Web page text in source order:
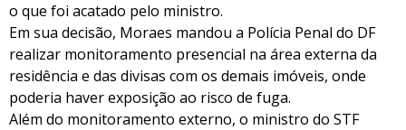
o que foi acatado pelo ministro.
Em sua decisão, Moraes mandou a Polícia Penal do DF
realizar monitoramento presencial na área externa da
residência e das divisas com os demais imóveis, onde
poderia haver exposição ao risco de fuga.
Além do monitoramento externo, o ministro do STF